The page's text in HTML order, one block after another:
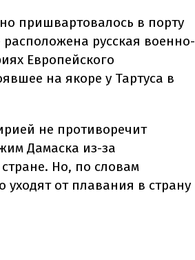
пришвартовалось в порту
русская военно-
Европейского
на якоре у Тартуса в
не противоречит
Дамаска из-за
Но, по словам
уходят от плавания в страну